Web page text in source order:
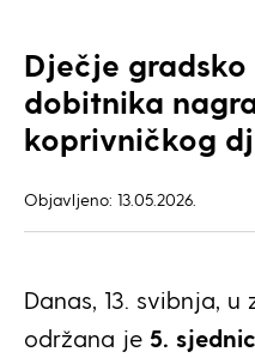
Dječje
dobitnika
koprivničkog
Objavljeno: 13.05.2026.
Danas, 13. svibnja,
održana je 5.